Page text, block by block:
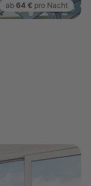
ab 64 € pro Nacht